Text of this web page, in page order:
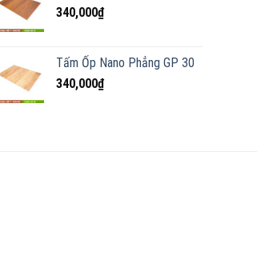
340,000₫
Tấm Ốp Nano Phẳng GP 30
340,000₫